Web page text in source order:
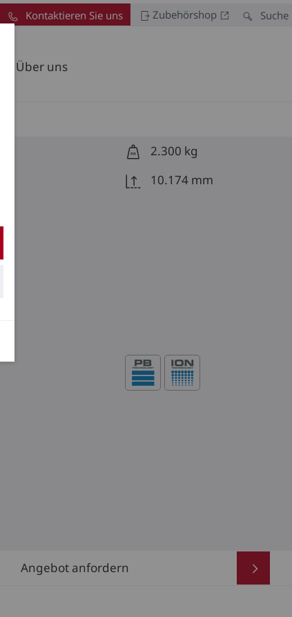
Über uns
Suche
Zubehörshop
Kontaktieren Sie uns
2.300 kg
10.174 mm
Angebot anfordern